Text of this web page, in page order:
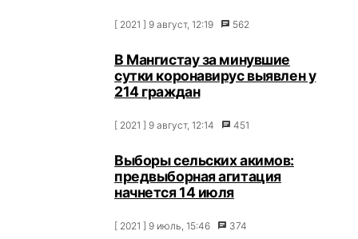
[ 2021 ] 9 август, 12:19 562
В Мангистау за минувшие
сутки коронавирус выявлен у
214 граждан
[ 2021 ] 9 август, 12:14 451
Выборы сельских акимов:
предвыборная агитация
начнется 14 июля
[ 2021 ] 9 июль, 15:46 374